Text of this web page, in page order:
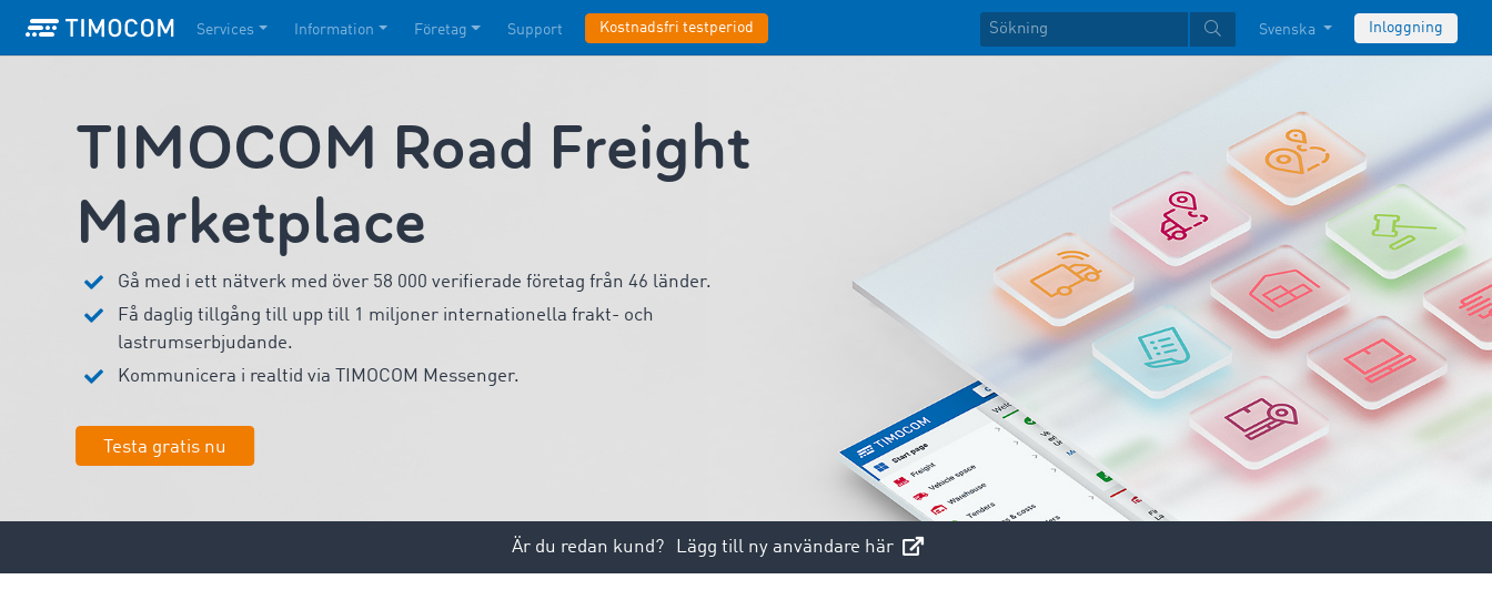
Services Information Företag Support Kostnadsfri testperiod Svenska Inloggning
TIMOCOM Road Freight
Marketplace
Gå med i ett nätverk med över 58 000 verifierade företag från 46 länder.
Få daglig tillgång till upp till 1 miljoner internationella frakt- och
lastrumserbjudande.
Kommunicera i realtid via TIMOCOM Messenger.
Testa gratis nu
Är du redan kund? Lägg till ny användare här